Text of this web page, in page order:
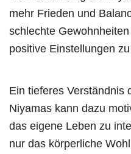
mehr Frieden und
schlechte
positive Einstellungen
Ein tieferes Verständnis
Niyamas kann dazu
das eigene Leben zu
nur das körperliche